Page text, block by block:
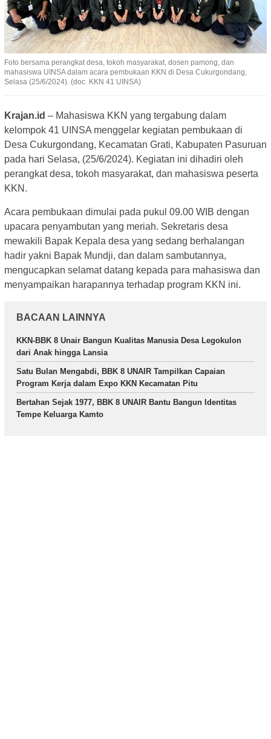
Foto bersama perangkat desa, tokoh masyarakat, dosen pamong, dan
mahasiswa UINSA dalam acara pembukaan KKN di Desa Cukurgondang,
Selasa (25/6/2024). (doc. KKN 41 UINSA)
Krajan.id – Mahasiswa KKN yang tergabung dalam
kelompok 41 UINSA menggelar kegiatan pembukaan di
Desa Cukurgondang, Kecamatan Grati, Kabupaten Pasuruan
pada hari Selasa, (25/6/2024). Kegiatan ini dihadiri oleh
perangkat desa, tokoh masyarakat, dan mahasiswa peserta
KKN.
Acara pembukaan dimulai pada pukul 09.00 WIB dengan
upacara penyambutan yang meriah. Sekretaris desa
mewakili Bapak Kepala desa yang sedang berhalangan
hadir yakni Bapak Mundji, dan dalam sambutannya,
mengucapkan selamat datang kepada para mahasiswa dan
menyampaikan harapannya terhadap program KKN ini.
BACAAN LAINNYA
KKN-BBK 8 Unair Bangun Kualitas Manusia Desa Legokulon
dari Anak hingga Lansia
Satu Bulan Mengabdi, BBK 8 UNAIR Tampilkan Capaian
Program Kerja dalam Expo KKN Kecamatan Pitu
Bertahan Sejak 1977, BBK 8 UNAIR Bantu Bangun Identitas
Tempe Keluarga Kamto